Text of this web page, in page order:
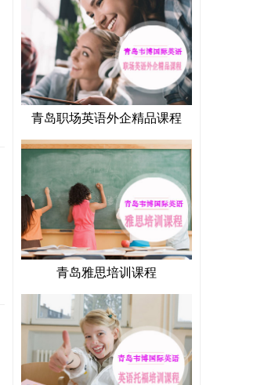
青岛职场英语外企精品课程
青岛雅思培训课程